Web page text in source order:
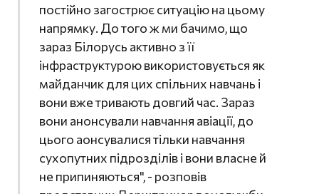
постійно загострює ситуацію на цьому
напрямку. До того ж ми бачимо, що
зараз Білорусь активно з її
інфраструктурою використовується як
майданчик для цих спільних навчань і
вони вже тривають довгий час. Зараз
вони анонсували навчання авіації, до
цього аонсувалися тільки навчання
сухопутних підрозділів і вони власне й
не припиняються", - розповів